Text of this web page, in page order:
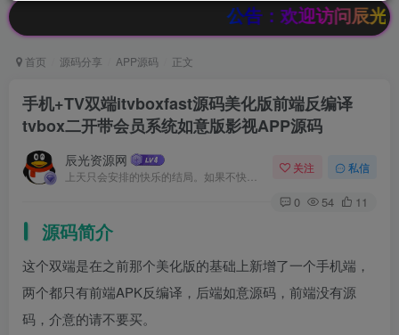
公告：欢迎访问辰光资源网，本站会员限时
首页 源码分享 APP源码 正文
手机+TV双端itvboxfast源码美化版前端反编译
tvbox二开带会员系统如意版影视APP源码
辰光资源网 关注 私信
0 54 11
源码简介
这个双端是在之前那个美化版的基础上新增了一个手机端，
两个都只有前端APK反编译，后端如意源码，前端没有源
码，介意的请不要买。